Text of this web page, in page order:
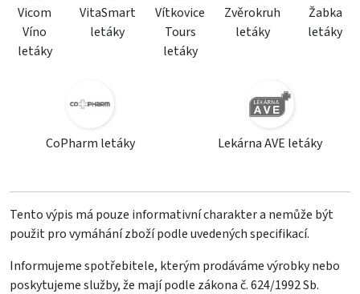
Vicom
Víno
letáky
VitaSmart
letáky
Vítkovice
Tours
letáky
Zvěrokruh
letáky
Žabka
letáky
CoPharm letáky Lekárna AVE letáky
Tento výpis má pouze informativní charakter a nemůže být
použit pro vymáhání zboží podle uvedených specifikací.
Informujeme spotřebitele, kterým prodáváme výrobky nebo
poskytujeme služby, že mají podle zákona č. 624/1992 Sb.